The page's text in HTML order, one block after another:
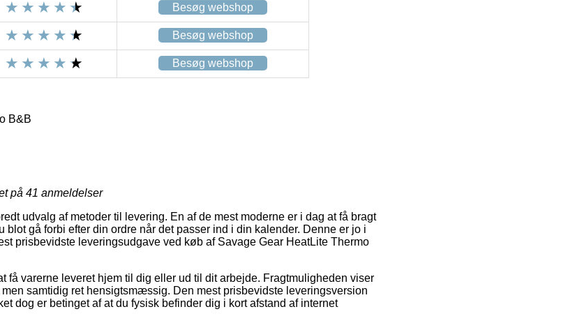
Besøg webshop
Besøg webshop
Besøg webshop
B&B
på 41 anmeldelser
udvalg af metoder til levering. En af de mest moderne er i dag at få bragt
blot gå forbi efter din ordre når det passer ind i din kalender. Denne er jo i
prisbevidste leveringsudgave ved køb af Savage Gear HeatLite Thermo
få varerne leveret hjem til dig eller ud til dit arbejde. Fragtmuligheden viser
samtidig ret hensigtsmæssig. Den mest prisbevidste leveringsversion
dog er betinget af at du fysisk befinder dig i kort afstand af internet